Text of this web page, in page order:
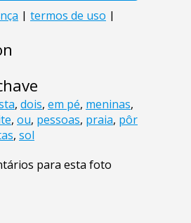
, dois, em pé, meninas,
, ou, pessoas, praia, pôr
, sol
para esta foto